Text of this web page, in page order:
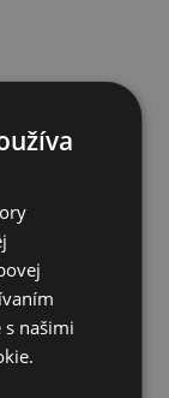
7 DNÍ)
s našimi